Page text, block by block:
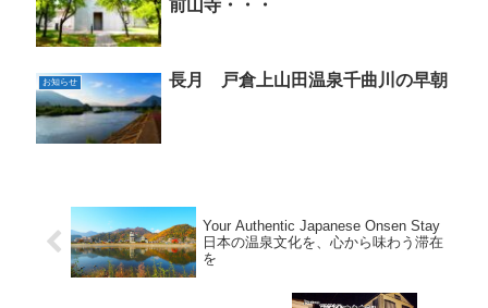
前山寺・・・
お知らせ 長月 戸倉上山田温泉千曲川の早朝
Your Authentic Japanese Onsen Stay
日本の温泉文化を、心から味わう滞在
を